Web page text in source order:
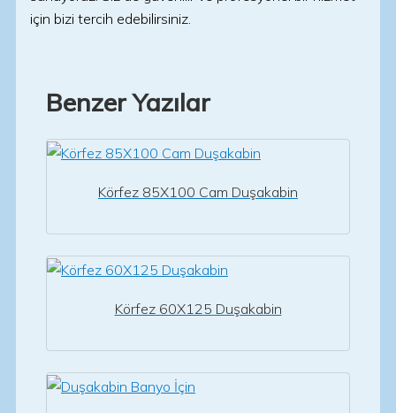
için bizi tercih edebilirsiniz.
Benzer Yazılar
Körfez 85X100 Cam Duşakabin
Körfez 60X125 Duşakabin